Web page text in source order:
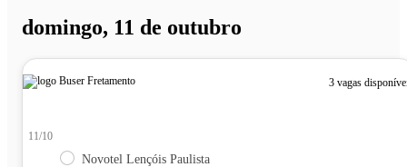
domingo, 11 de outubro
3 vagas
11/10
Novotel Lençóis Paulista